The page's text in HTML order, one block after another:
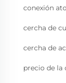
conexión
cercha de
cercha de
precio de la